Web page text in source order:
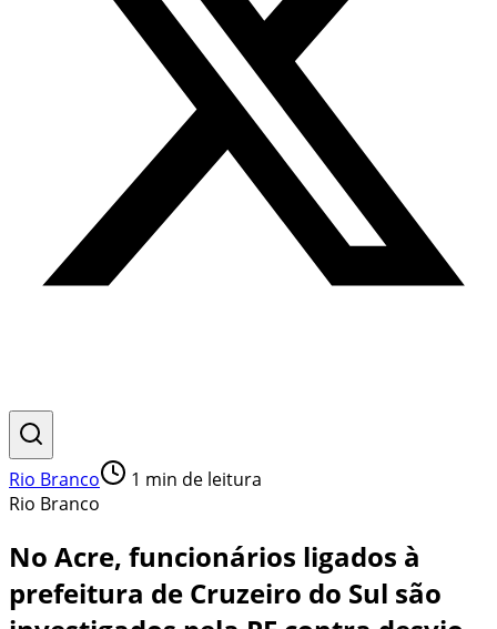
Rio Branco 1 min de leitura
Rio Branco
No Acre, funcionários ligados à
prefeitura de Cruzeiro do Sul são